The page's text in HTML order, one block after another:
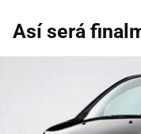
Así será